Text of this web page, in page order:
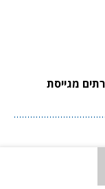
מגייסת